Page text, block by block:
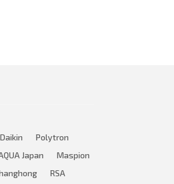
Daikin
Polytron
Japan
Maspion
RSA